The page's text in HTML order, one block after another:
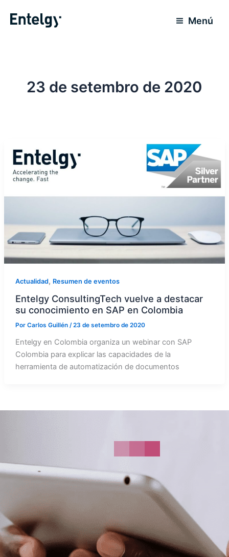
para
Menú
23 de setembro de 2020
Actualidad, Resumen de eventos
Entelgy ConsultingTech vuelve a destacar
su conocimiento en SAP en Colombia
Por Carlos Guillén /23 de setembro de 2020
Entelgy en Colombia organiza un webinar con SAP
Colombia para explicar las capacidades de la
herramienta de automatización de documentos